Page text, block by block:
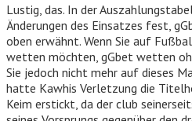
Lustig, das. In der
Änderungen des Einsatzes fest,
oben erwähnt. Wenn Sie auf
wetten möchten, gGbet wetten
Sie jedoch nicht mehr auf dieses
hatte Kawhis Verletzung die
Keim erstickt, da der club